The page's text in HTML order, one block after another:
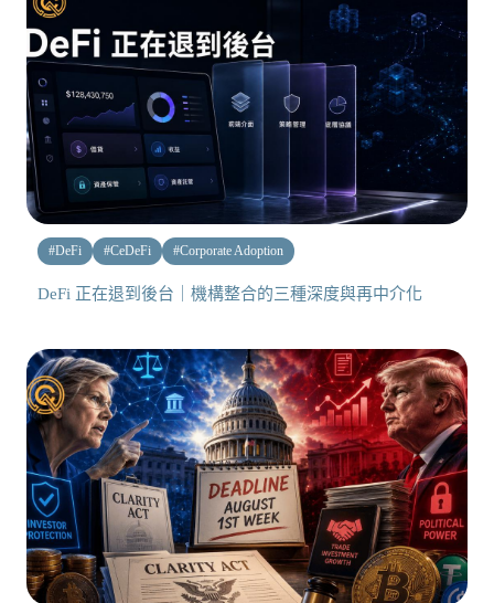
#DeFi #CeDeFi #Corporate Adoption
DeFi 正在退到後台｜機構整合的三種深度與再中介化